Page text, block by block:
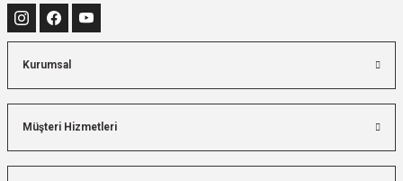
Kurumsal
Müşteri Hizmetleri